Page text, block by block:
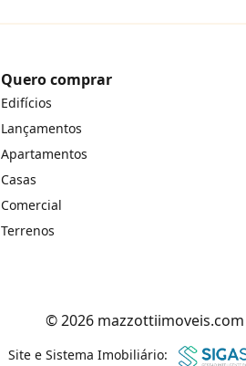
Quero comprar
Edifícios
Lançamentos
Apartamentos
Casas
Comercial
Terrenos
© 2026 mazzottiimoveis.com
Site e Sistema Imobiliário: